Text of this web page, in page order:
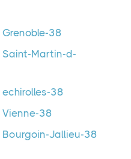
38
Saint-Martin-d-
38
Vienne-38
Bourgoin-Jallieu-38